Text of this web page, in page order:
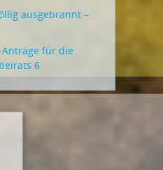
ausgebrannt –
Anträge für die
6